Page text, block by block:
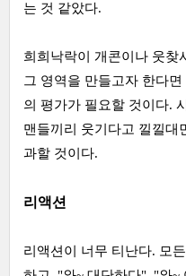
는 것 같았다.
희희낙락이 개콘이나 웃찾
그 영역을 만들고자 한다
의 평가가 필요할 것이다.
맨들끼리 웃기다고 낄낄대
과할 것이다.
리액션
리액션이 너무 티난다. 모